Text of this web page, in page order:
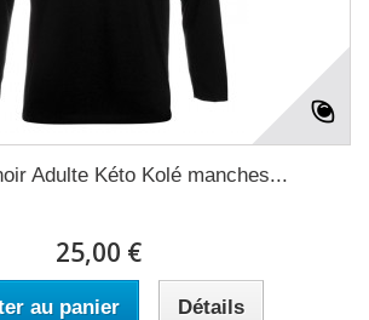
Adulte Kéto Kolé manches...
25,00 €
au panier Détails